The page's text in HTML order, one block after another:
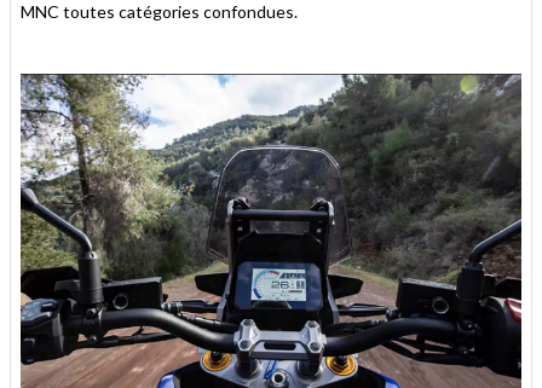
MNC toutes catégories confondues.